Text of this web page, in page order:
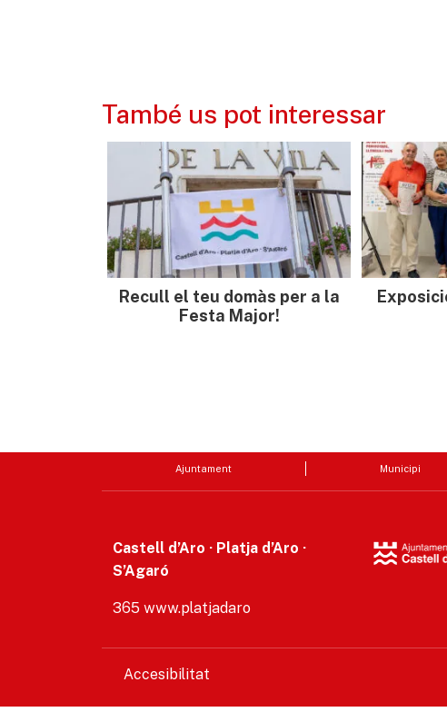
També us pot interessar
Recull el teu domàs per a la
Festa Major!
Ajuntament Municipi
Castell d’Aro · Platja d’Aro ·
S’Agaró
365 www.platjadaro
Accesibilitat